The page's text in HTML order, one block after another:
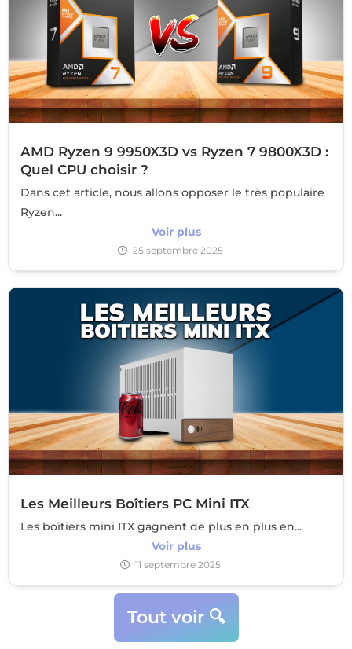
AMD Ryzen 9 9950X3D vs Ryzen 7 9800X3D :
Quel CPU choisir ?
Dans cet article, nous allons opposer le très populaire
Ryzen...
Voir plus
25 septembre 2025
Les Meilleurs Boîtiers PC Mini ITX
Les boîtiers mini ITX gagnent de plus en plus en...
Voir plus
11 septembre 2025
Tout voir 🔍